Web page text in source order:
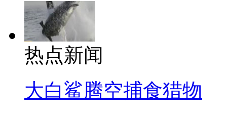
热点新闻
大白鲨腾空捕食猎物